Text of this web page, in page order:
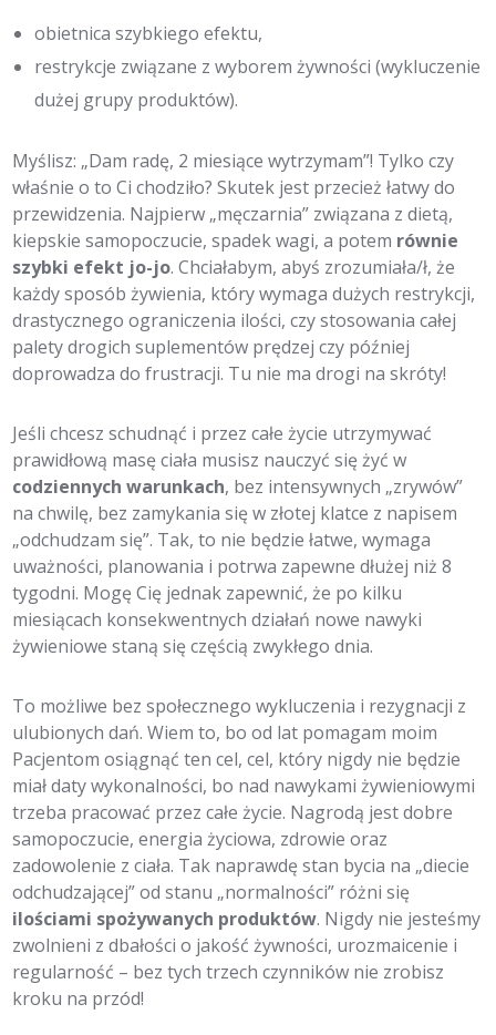
obietnica szybkiego efektu,
restrykcje związane z wyborem żywności (wykluczenie
dużej grupy produktów).
Myślisz: „Dam radę, 2 miesiące wytrzymam”! Tylko czy
właśnie o to Ci chodziło? Skutek jest przecież łatwy do
przewidzenia. Najpierw „męczarnia” związana z dietą,
kiepskie samopoczucie, spadek wagi, a potem równie
szybki efekt jo-jo. Chciałabym, abyś zrozumiała/ł, że
każdy sposób żywienia, który wymaga dużych restrykcji,
drastycznego ograniczenia ilości, czy stosowania całej
palety drogich suplementów prędzej czy później
doprowadza do frustracji. Tu nie ma drogi na skróty!
Jeśli chcesz schudnąć i przez całe życie utrzymywać
prawidłową masę ciała musisz nauczyć się żyć w
codziennych warunkach, bez intensywnych „zrywów”
na chwilę, bez zamykania się w złotej klatce z napisem
„odchudzam się”. Tak, to nie będzie łatwe, wymaga
uważności, planowania i potrwa zapewne dłużej niż 8
tygodni. Mogę Cię jednak zapewnić, że po kilku
miesiącach konsekwentnych działań nowe nawyki
żywieniowe staną się częścią zwykłego dnia.
To możliwe bez społecznego wykluczenia i rezygnacji z
ulubionych dań. Wiem to, bo od lat pomagam moim
Pacjentom osiągnąć ten cel, cel, który nigdy nie będzie
miał daty wykonalności, bo nad nawykami żywieniowymi
trzeba pracować przez całe życie. Nagrodą jest dobre
samopoczucie, energia życiowa, zdrowie oraz
zadowolenie z ciała. Tak naprawdę stan bycia na „diecie
odchudzającej” od stanu „normalności” różni się
ilościami spożywanych produktów. Nigdy nie jesteśmy
zwolnieni z dbałości o jakość żywności, urozmaicenie i
regularność – bez tych trzech czynników nie zrobisz
kroku na przód!